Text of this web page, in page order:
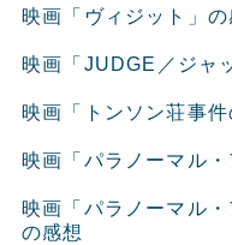
映画「ヴィジット」の
映画「JUDGE／ジャ
映画「トンソン荘事
映画「パラノーマル
映画「パラノーマル
の感想